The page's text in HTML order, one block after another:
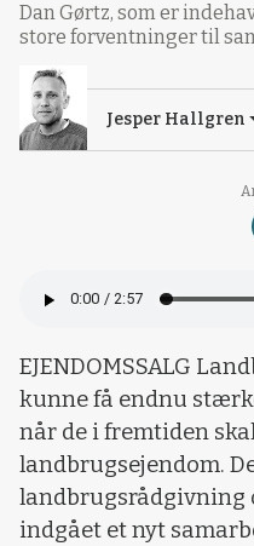
Dan Gørtz, som er
store forventninger til
Jesper Hallgren
EJENDOMSSALG
kunne få endnu
når de i fremtiden
landbrugsejendom.
landbrugsrådgivning
indgået et nyt